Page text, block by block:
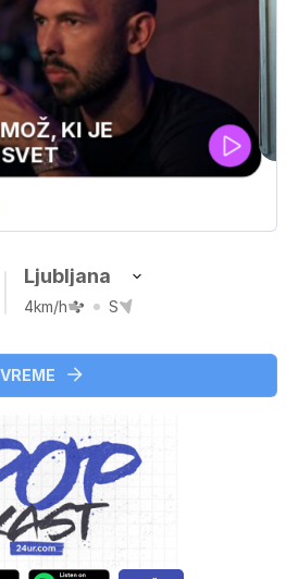
pustolovski
Ljubljana
4km/h S
VREME